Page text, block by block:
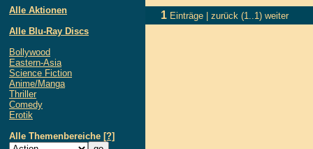
Alle Aktionen
Alle Blu-Ray Discs
Bollywood
Eastern-Asia
Science Fiction
Anime/Manga
Thriller
Comedy
Erotik
Alle Themenbereiche [?]
1 Einträge | zurück (1..1) weiter